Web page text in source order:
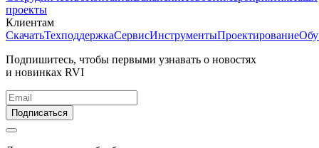
проекты
Клиентам
СкачатьТехподдержкаСервисИнструментыПроектирование
Подпишитесь, чтобы первыми узнавать о новостях
и новинках RVI
Подписаться